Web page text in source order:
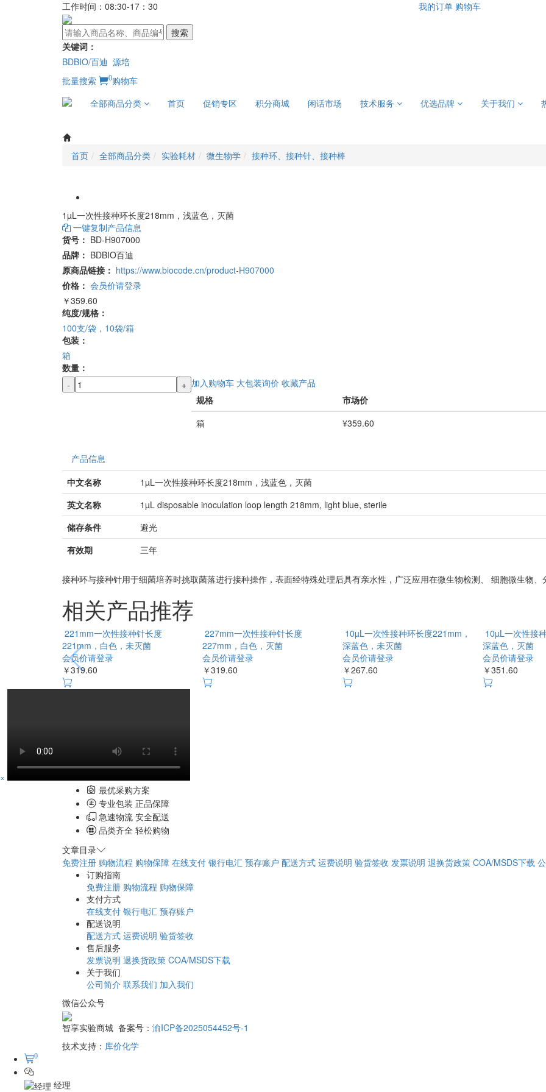
工作时间：08:30-17：30 我的订单 购物车
搜索
关键词：
BDBIO/百迪 源培
批量搜索
0购物车
全部商品分类
首页 促销专区 积分商城 闲话市场 技术服务 优选品牌 关于我们
首页 全部商品分类 实验耗材 微生物学 接种环、接种针、接种棒
1µL一次性接种环长度218mm，浅蓝色，灭菌
一键复制产品信息
货号： BD-H907000
品牌： BDBIO百迪
原商品链接： https://www.biocode.cn/product-H907000
价格： 会员价请登录
￥359.60
纯度/规格：
100支/袋，10袋/箱
包装：
箱
数量：
-
+ 加入购物车 大包装询价 收藏产品
规格
市场价
箱
¥359.60
产品信息
中文名称
1µL一次性接种环长度218mm，浅蓝色，灭菌
英文名称
1µL disposable inoculation loop length 218mm, light blue, sterile
储存条件
避光
有效期
三年
接种环与接种针用于细菌培养时挑取菌落进行接种操作，表面经特殊处理后具有亲水性，广泛应用在微生物检测、 细胞微生物
相关产品推荐
221mm一次性接种针长度
221mm，白色，未灭菌
会员价请登录
227mm一次性接种针长度
227mm，白色，灭菌
会员价请登录
10µL一次性接种环长度221mm，深
蓝色，未灭菌
会员价请登录
10µL一次性接
蓝色，灭菌
会员价请登录
最优采购方案
专业包装 正品保障
品类齐全 轻松购物
文章目录
免费注册 购物流程 购物保障 在线支付
订购指南
免费注册 购物流程 购物保障
支付方式
在线支付 银行电汇 预存账户
配送说明
配送方式 运费说明 验货签收
售后服务
发票说明 退换货政策 COA/MSDS下载
关于我们
公司简介
微信公众号
智享实验商城 备案号：